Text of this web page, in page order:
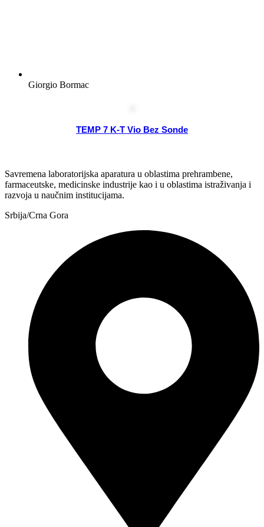
Giorgio Bormac
TEMP 7 K-T Vio Bez Sonde
Savremena laboratorijska aparatura u oblastima prehrambene,
farmaceutske, medicinske industrije kao i u oblastima istraživanja i
razvoja u naučnim institucijama.
Srbija/Crna Gora